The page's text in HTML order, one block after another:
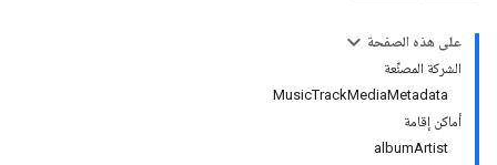
على هذه الصفحة
الشركة المصنِّعة
MusicTrackMediaMetadata
أماكن إقامة
albumArtist